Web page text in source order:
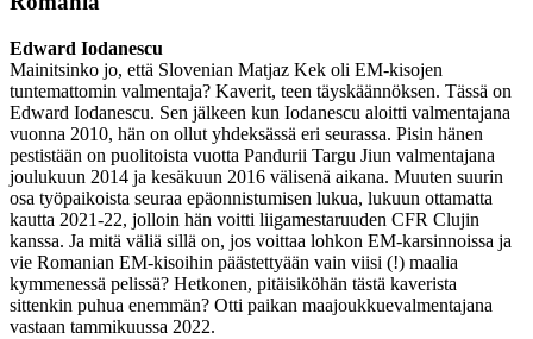
Edward Iodanescu
Mainitsinko jo, että Slovenian Matjaz Kek oli EM-kisojen
tuntemattomin valmentaja? Kaverit, teen täyskäännöksen. Tässä on
Edward Iodanescu. Sen jälkeen kun Iodanescu aloitti valmentajana
vuonna 2010, hän on ollut yhdeksässä eri seurassa. Pisin hänen
pestistään on puolitoista vuotta Pandurii Targu Jiun valmentajana
joulukuun 2014 ja kesäkuun 2016 välisenä aikana. Muuten suurin
osa työpaikoista seuraa epäonnistumisen lukua, lukuun ottamatta
kautta 2021-22, jolloin hän voitti liigamestaruuden CFR Clujin
kanssa. Ja mitä väliä sillä on, jos voittaa lohkon EM-karsinnoissa ja
vie Romanian EM-kisoihin päästettyään vain viisi (!) maalia
kymmenessä pelissä? Hetkonen, pitäisiköhän tästä kaverista
sittenkin puhua enemmän? Otti paikan maajoukkuevalmentajana
vastaan tammikuussa 2022.